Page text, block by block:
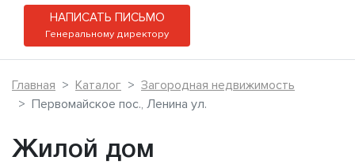
НАПИСАТЬ ПИСЬМО
Генеральному директору
Главная Каталог
Загородная недвижимость
Первомайское пос., Ленина ул.
Жилой дом